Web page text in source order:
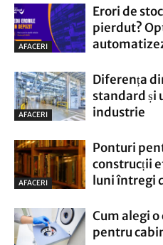
AFACERI
Erori de
pierdut?
AFACERI
Diferența
standard și
industrie
AFACERI
Ponturi
construcții
luni întregi
Cum alegi
pentru